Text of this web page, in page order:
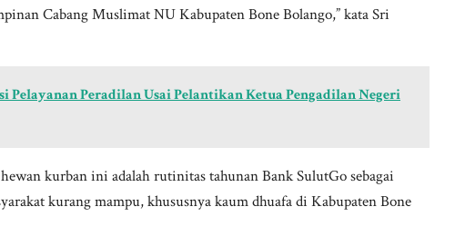
Cabang Muslimat NU Kabupaten Bone Bolango,” kata Sri
Pelayanan Peradilan Usai Pelantikan Ketua Pengadilan Negeri
kurban ini adalah rutinitas tahunan Bank SulutGo sebagai
kurang mampu, khususnya kaum dhuafa di Kabupaten Bone